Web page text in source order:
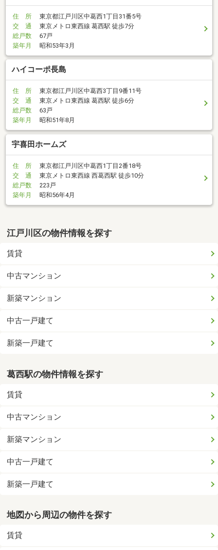
住 所
東京都江戸川区中葛西1丁目31番5号
交 通
東京メトロ東西線 葛西駅 徒歩7分
総戸数
67戸
築年月
昭和53年3月
ハイコーポ長島
住 所
東京都江戸川区中葛西3丁目9番11号
交 通
東京メトロ東西線 葛西駅 徒歩6分
総戸数
63戸
築年月
昭和51年8月
宇喜田ホームズ
住 所
東京都江戸川区中葛西1丁目2番18号
交 通
東京メトロ東西線 西葛西駅 徒歩10分
総戸数
223戸
築年月
昭和56年4月
江戸川区の物件情報を探す
賃貸
中古マンション
新築マンション
中古一戸建て
新築一戸建て
葛西駅の物件情報を探す
賃貸
中古マンション
新築マンション
中古一戸建て
新築一戸建て
地図から周辺の物件を探す
賃貸